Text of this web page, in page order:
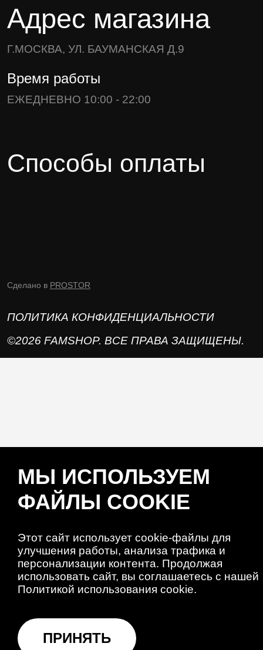
Адрес магазина
Г.МОСКВА, УЛ. БАУМАНСКАЯ Д.9
Время работы
ЕЖЕДНЕВНО 10:00 - 22:00
Способы оплаты
Сделано в PROSTOR
ПОЛИТИКА КОНФИДЕНЦИАЛЬНОСТИ
©2026 FAMSHOP. ВСЕ ПРАВА ЗАЩИЩЕНЫ.
МЫ ИСПОЛЬЗУЕМ
ФАЙЛЫ COOKIE
Этот сайт использует cookie-файлы для
улучшения работы, анализа трафика и
персонализации контента. Продолжая
использовать сайт, вы соглашаетесь с нашей
Политикой использования cookie.
ПРИНЯТЬ